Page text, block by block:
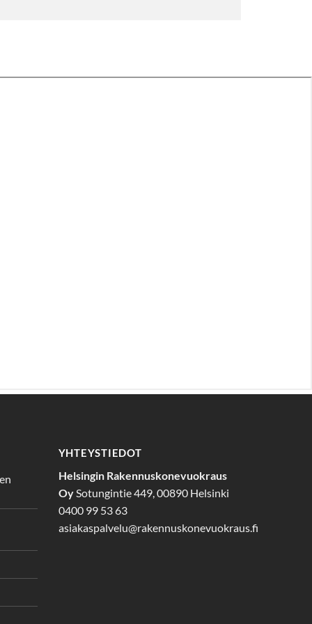
YHTEYSTIEDOT
Helsingin Rakennuskonevuokraus
OySotungintie 449, 00890 Helsinki
0400 99 53 63
asiakaspalvelu@rakennuskonevuokraus.fi